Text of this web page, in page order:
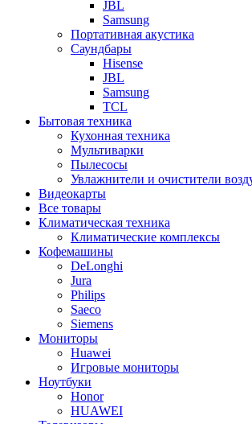
JBL
Samsung
Портативная акустика
Саундбары
Hisense
JBL
Samsung
TCL
Бытовая техника
Кухонная техника
Мультиварки
Пылесосы
Увлажнители и очистители
Видеокарты
Все товары
Климатическая техника
Климатические комплексы
Кофемашины
DeLonghi
Jura
Philips
Saeco
Siemens
Мониторы
Huawei
Игровые мониторы
Ноутбуки
Honor
HUAWEI